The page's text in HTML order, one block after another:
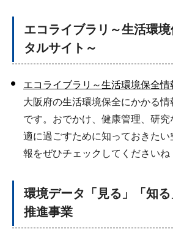
エコライブラリ～生活環
タルサイト～
エコライブラリ～生活環境保全情
大阪府の生活環境保全にかかる
です。おでかけ、健康管理、研
適に過ごすために知っておきた
報をぜひチェックしてくださいね
環境データ「見る」「知る
推進事業